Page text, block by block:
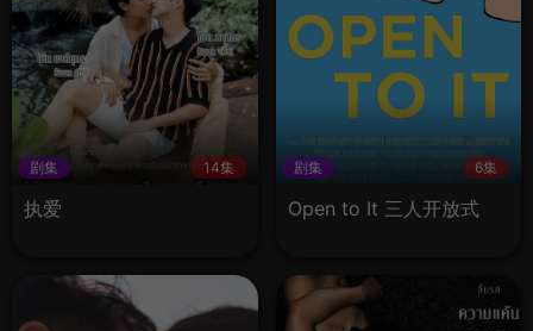
剧集 14集
执爱
剧集 6集
Open to It 三人开放式